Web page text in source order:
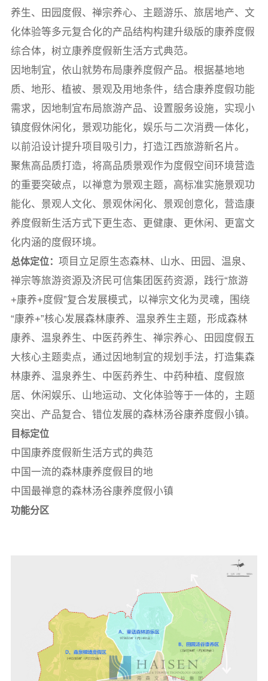
养生、田园度假、禅宗养心、主题游乐、旅居地产、文
化体验等多元复合化的产品结构构建升级版的康养度假
综合体，树立康养度假新生活方式典范。
因地制宜，依山就势布局康养度假产品。根据基地地
质、地形、植被、景观及用地条件，结合康养度假功能
需求，因地制宜布局旅游产品、设置服务设施，实现小
镇度假休闲化，景观功能化，娱乐与二次消费一体化，
以前沿设计提升项目吸引力，打造江西旅游新名片。
聚焦高品质打造，将高品质景观作为度假空间环境营造
的重要突破点，以禅意为景观主题，高标准实施景观功
能化、景观人文化、景观休闲化、景观创意化，营造康
养度假新生活方式下更生态、更健康、更休闲、更富文
化内涵的度假环境。
总体定位： 项目立足原生态森林、山水、田园、温泉、
禅宗等旅游资源及济民可信集团医药资源，践行“旅游
+康养+度假”复合发展模式，以禅宗文化为灵魂，围绕
“康养+”核心发展森林康养、温泉养生主题，形成森林
康养、温泉养生、中医药养生、禅宗养心、田园度假五
大核心主题卖点，通过因地制宜的规划手法，打造集森
林康养、温泉养生、中医药养生、中药种植、度假旅
居、休闲娱乐、山地运动、文化体验等于一体的，主题
突出、产品复合、错位发展的森林汤谷康养度假小镇。
目标定位
中国康养度假新生活方式的典范
中国一流的森林康养度假目的地
中国最禅意的森林汤谷康养度假小镇
功能分区